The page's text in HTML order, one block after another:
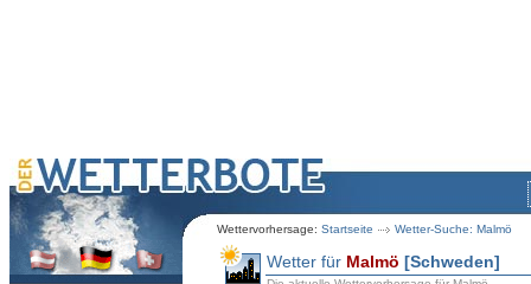
Wettervorhersage: Startseite Wetter-Suche: Malmö
Wetter für Malmö [Schweden]